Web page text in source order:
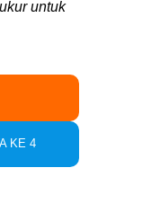
untuk
KE 4